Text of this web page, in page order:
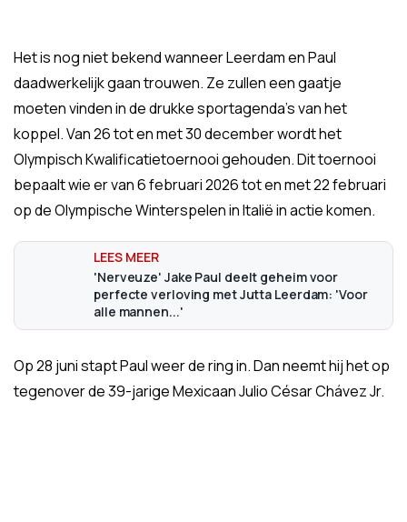
Het is nog niet bekend wanneer Leerdam en Paul
daadwerkelijk gaan trouwen. Ze zullen een gaatje
moeten vinden in de drukke sportagenda's van het
koppel. Van 26 tot en met 30 december wordt het
Olympisch Kwalificatietoernooi gehouden. Dit toernooi
bepaalt wie er van 6 februari 2026 tot en met 22 februari
op de Olympische Winterspelen in Italië in actie komen.
'Nerveuze' Jake Paul deelt geheim voor
perfecte verloving met Jutta Leerdam: 'Voor
alle mannen...'
Op 28 juni stapt Paul weer de ring in. Dan neemt hij het op
tegenover de 39-jarige Mexicaan Julio César Chávez Jr.